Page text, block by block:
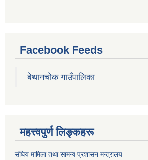
Facebook Feeds
बेथानचोक गाउँपालिका
महत्त्वपुर्ण लिङ्कहरू
संघिय मामिला तथा सामन्य प्रशासन मन्त्रालय